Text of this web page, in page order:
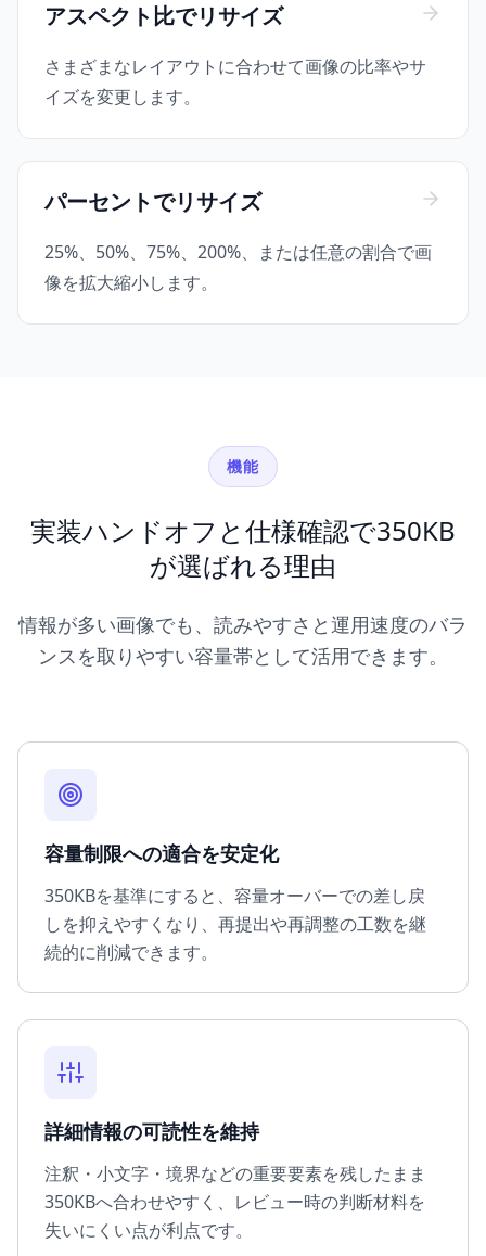
アスペクト比でリサイズ
さまざまなレイアウトに合わせて画像の比率やサ
イズを変更します。
パーセントでリサイズ
25%、50%、75%、200%、または任意の割合で画
像を拡大縮小します。
機能
実装ハンドオフと仕様確認で350KB
が選ばれる理由
情報が多い画像でも、読みやすさと運用速度のバラ
ンスを取りやすい容量帯として活用できます。
容量制限への適合を安定化
350KBを基準にすると、容量オーバーでの差し戻
しを抑えやすくなり、再提出や再調整の工数を継
続的に削減できます。
詳細情報の可読性を維持
注釈・小文字・境界などの重要要素を残したまま
350KBへ合わせやすく、レビュー時の判断材料を
失いにくい点が利点です。